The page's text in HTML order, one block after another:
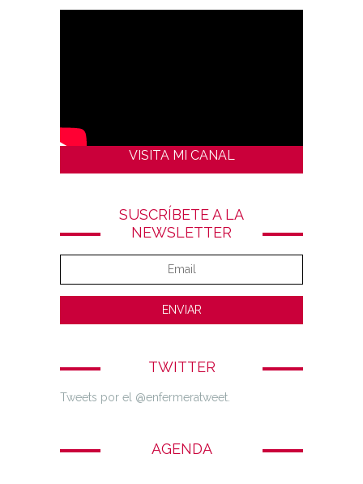
VISITA MI CANAL
SUSCRÍBETE A LA
NEWSLETTER
TWITTER
Tweets por el @enfermeratweet.
AGENDA